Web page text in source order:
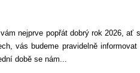
nejprve popřát dobrý rok 2026, ať
vás budeme pravidelně
době se nám...